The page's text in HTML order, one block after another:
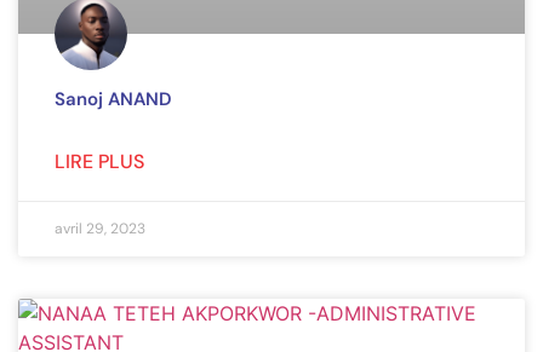
Sanoj ANAND
LIRE PLUS
avril 29, 2023